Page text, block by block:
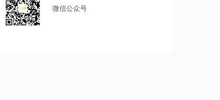
微信公众号